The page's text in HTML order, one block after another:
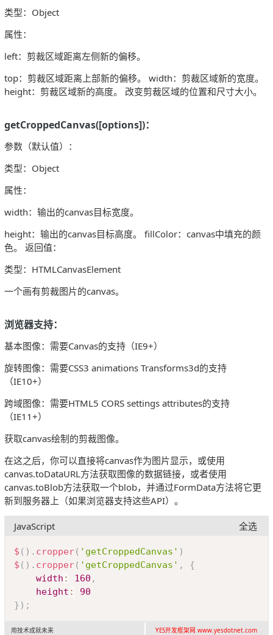
类型：Object
属性：
left：剪裁区域距离左侧新的偏移。
top：剪裁区域距离上部新的偏移。 width：剪裁区域新的宽度。
height：剪裁区域新的高度。 改变剪裁区域的位置和尺寸大小。
getCroppedCanvas([options])：
参数（默认值）：
类型：Object
属性：
width：输出的canvas目标宽度。
height：输出的canvas目标高度。 fillColor：canvas中填充的颜
色。 返回值：
类型：HTMLCanvasElement
一个画有剪裁图片的canvas。
浏览器支持：
基本图像：需要Canvas的支持（IE9+）
旋转图像：需要CSS3 animations Transforms3d的支持
（IE10+）
跨域图像：需要HTML5 CORS settings attributes的支持
（IE11+）
获取canvas绘制的剪裁图像。
在这之后，你可以直接将canvas作为图片显示，或使用
canvas.toDataURL方法获取图像的数据链接，或者使用
canvas.toBlob方法获取一个blob，并通过FormData方法将它更
新到服务器上（如果浏览器支持这些API）。
JavaScript 全选
$ ( ) . cropper( 'getCroppedCanvas' )
$ ( ) . cropper( 'getCroppedCanvas' ,
{
width : 160 ,
height :
90
} ) ;
用技术成就未来 YES开发框架网 www.yesdotnet.com